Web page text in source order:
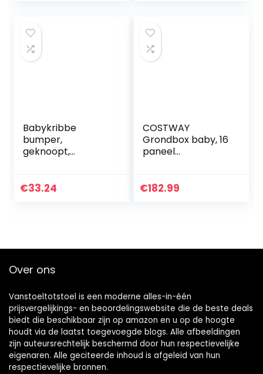
Babykribbe
bumper,
geknoopt,
zachte
€33.24
COSTWAY
Grondbox baby, 16
paneel
speelruimte met
€182.99
Over ons
Vanstoeltotstoel is een moderne alles-in-één
prijsvergelijkings- en beoordelingswebsite die de beste deals
biedt die beschikbaar zijn op amazon en u op de hoogte
houdt via de laatst toegevoegde blogs. Alle afbeeldingen
zijn auteursrechtelijk beschermd door hun respectievelijke
eigenaren. Alle geciteerde inhoud is afgeleid van hun
respectievelijke bronnen.